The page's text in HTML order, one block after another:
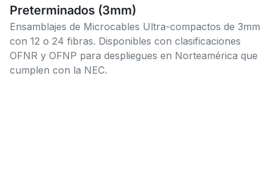
Preterminados (3mm)
Ensamblajes de Microcables Ultra-compactos de 3mm
con 12 o 24 fibras. Disponibles con clasificaciones
OFNR y OFNP para despliegues en Norteamérica que
cumplen con la NEC.